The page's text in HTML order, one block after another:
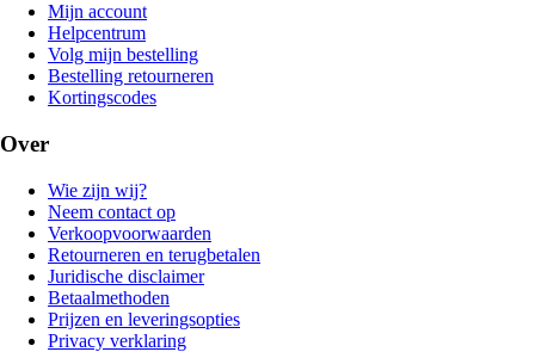
Mijn account
Helpcentrum
Volg mijn bestelling
Bestelling retourneren
Kortingscodes
Over
Wie zijn wij?
Neem contact op
Verkoopvoorwaarden
Retourneren en terugbetalen
Juridische disclaimer
Betaalmethoden
Prijzen en leveringsopties
Privacy verklaring